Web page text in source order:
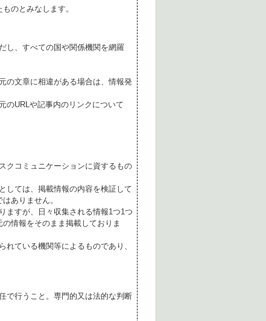
のとみなします。
し、すべての国や関係機関を網羅
の文章に相違がある場合は、情報発
のURLや記事内のリンクについて
クコミュニケーションに資するもの
しては、掲載情報の内容を検証して
ありません。
ますが、日々収集される情報1つ1つ
情報をそのまま掲載しておりま
ている機関等によるものであり、
で行うこと。専門的又は法的な判断